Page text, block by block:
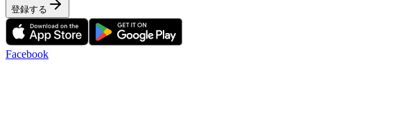
登録する
Facebook